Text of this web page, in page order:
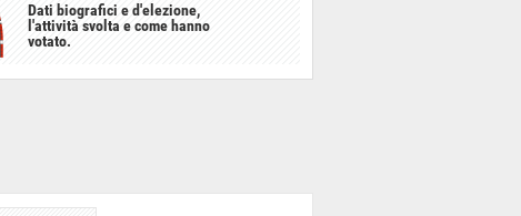
Dati biografici e d'elezione,
l'attività svolta e come hanno
votato.